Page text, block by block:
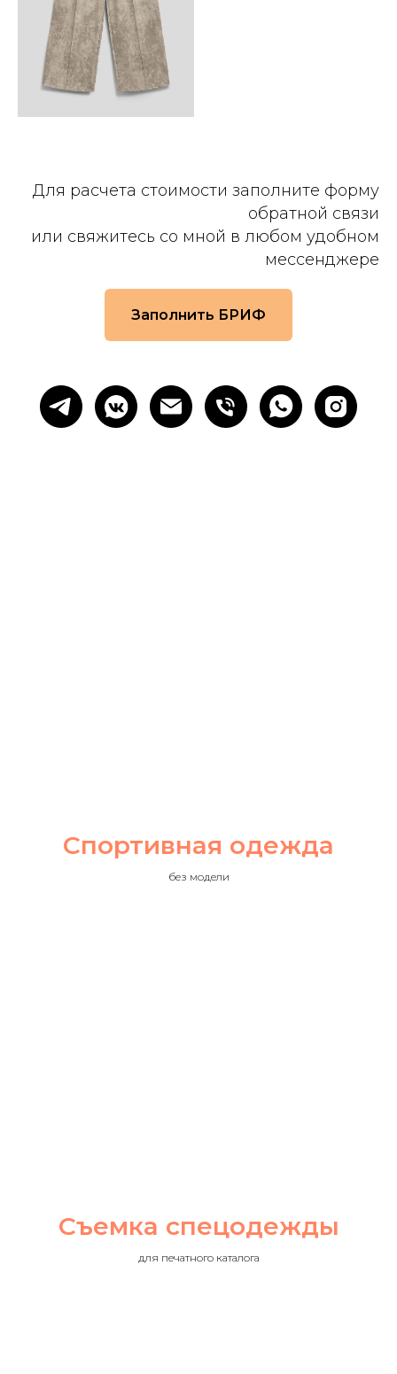
Для расчета стоимости заполните форму
обратной связи
или свяжитесь со мной в любом удобном
мессенджере
Заполнить БРИФ
Спортивная одежда
без модели
Съемка спецодежды
для печатного каталога